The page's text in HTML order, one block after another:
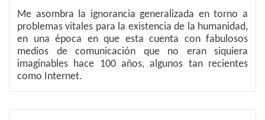
Me asombra la ignorancia generalizada en torno a
problemas vitales para la existencia de la humanidad,
en una época en que esta cuenta con fabulosos
medios de comunicación que no eran siquiera
imaginables hace 100 años, algunos tan recientes
como Internet.